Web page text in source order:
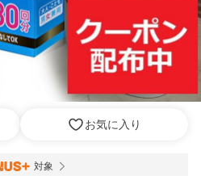
お気に入り
対象